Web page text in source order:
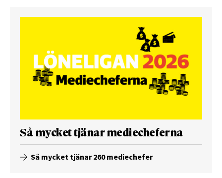
Så mycket tjänar mediecheferna
Så mycket tjänar 260 mediechefer